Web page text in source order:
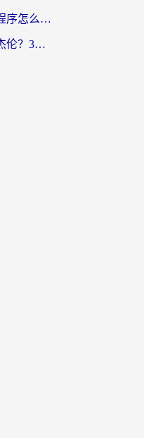
在国外登录不了国内小程序怎么办？选对回国加速器，轻松解锁国内资源
在美国怎么用酷我听周杰伦？3步搞定海外听歌难题